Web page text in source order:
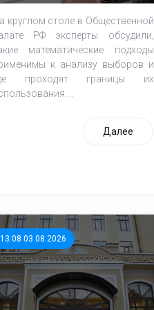
круглом столе в Общественной
РФ эксперты обсудили,
математические подходы
к анализу выборов и
проходят границы их
Далее
13:08 03.08.2026